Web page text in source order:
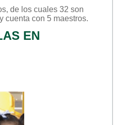
de los cuales 32 son
cuenta con 5 maestros.
EN